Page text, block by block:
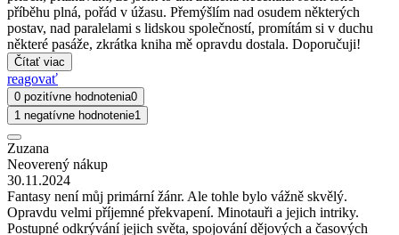
příběhu plná, pořád v úžasu. Přemýšlím nad osudem některých
postav, nad paralelami s lidskou společností, promítám si v duchu
některé pasáže, zkrátka kniha mě opravdu dostala. Doporučuji!
Čítať viac
reagovať
0 pozitívne hodnotenia0
1 negatívne hodnotenie1
Zuzana
Neoverený nákup
30.11.2024
Fantasy není můj primární žánr. Ale tohle bylo vážně skvělý.
Opravdu velmi příjemné překvapení. Minotauři a jejich intriky.
Postupné odkrývání jejich světa, spojování dějových a časových